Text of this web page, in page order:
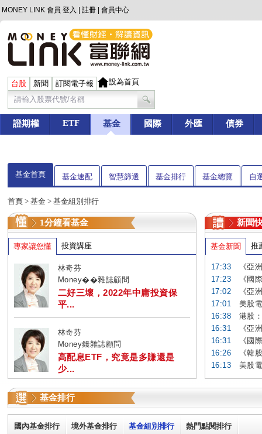
MONEY LINK 會員 登入 註冊 會員中心
台股 新聞 訂閱電子報 設為首頁
證期權 ETF 基金 國際 外匯 債券
基金首頁 基金速配 智慧篩選 基金排行 基金總覽 自
首頁 > 基金 > 基金組別排行
1分鐘看基金
專家讓您懂 投資講座
林奇芬
Money��雜誌顧問
二好三壞，2022年中庸投資保
平...
林奇芬
Money錢雜誌顧問
高配息ETF，究竟是多賺還是
少...
新聞
基金新聞 推
17:33
《亞
17:23
《國
17:02
《亞
17:01
美股
16:38
港股
16:31
《亞
16:31
《國
16:26
《韓
16:13
美股
基金排行
國內基金排行 境外基金排行 基金組別排行 熱門點閱排行